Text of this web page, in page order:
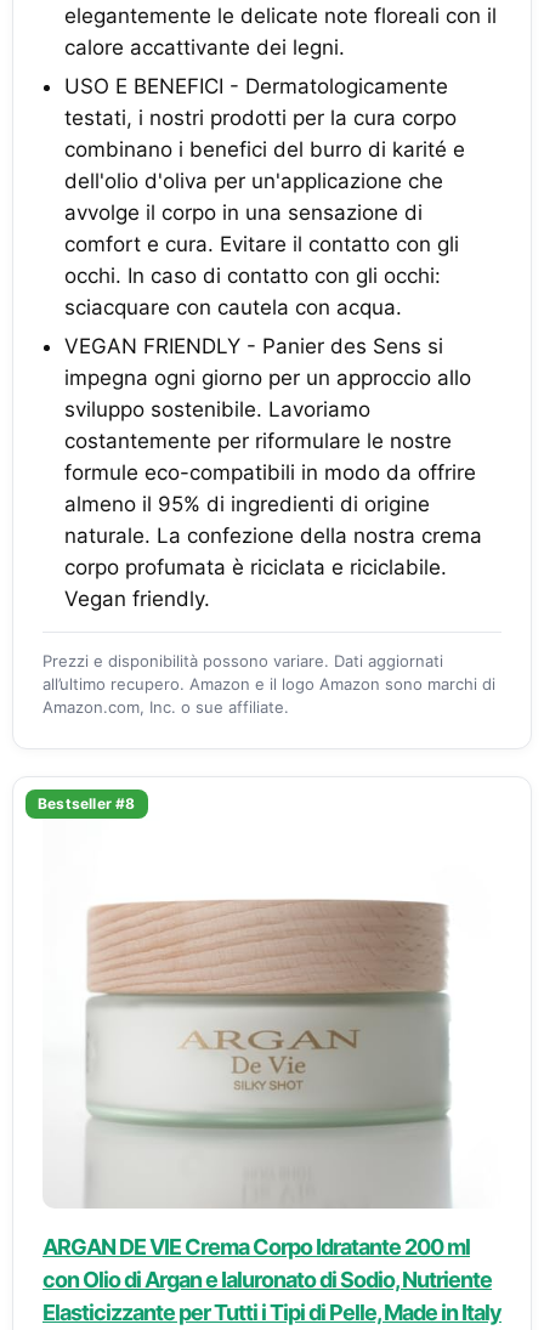
elegantemente le delicate note floreali con il
calore accattivante dei legni.
USO E BENEFICI - Dermatologicamente
testati, i nostri prodotti per la cura corpo
combinano i benefici del burro di karité e
dell'olio d'oliva per un'applicazione che
avvolge il corpo in una sensazione di
comfort e cura. Evitare il contatto con gli
occhi. In caso di contatto con gli occhi:
sciacquare con cautela con acqua.
VEGAN FRIENDLY - Panier des Sens si
impegna ogni giorno per un approccio allo
sviluppo sostenibile. Lavoriamo
costantemente per riformulare le nostre
formule eco-compatibili in modo da offrire
almeno il 95% di ingredienti di origine
naturale. La confezione della nostra crema
corpo profumata è riciclata e riciclabile.
Vegan friendly.
Prezzi e disponibilità possono variare. Dati aggiornati
all’ultimo recupero. Amazon e il logo Amazon sono marchi di
Amazon.com, Inc. o sue affiliate.
Bestseller #8
ARGAN DE VIE Crema Corpo Idratante 200 ml
con Olio di Argan e Ialuronato di Sodio, Nutriente
Elasticizzante per Tutti i Tipi di Pelle, Made in Italy